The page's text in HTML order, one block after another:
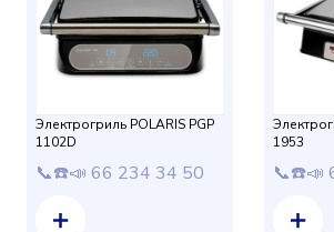
Электрогриль POLARIS PGP
1102D
📞☎️📣 66 234 34 50
1953
📞☎️📣